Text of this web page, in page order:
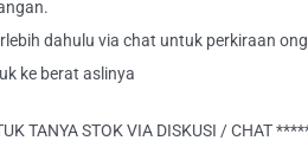
dahulu via chat untuk perkiraan
ke berat aslinya
TANYA STOK VIA DISKUSI / CHAT